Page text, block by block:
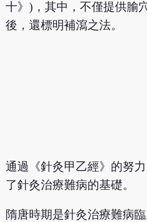
十》)，其中，不僅提供腧
後，還標明補瀉之法。
通過《針灸甲乙經》的努
了針灸治療難病的基礎。
隋唐時期是針灸治療難病